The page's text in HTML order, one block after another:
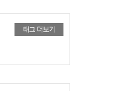
태그 더보기